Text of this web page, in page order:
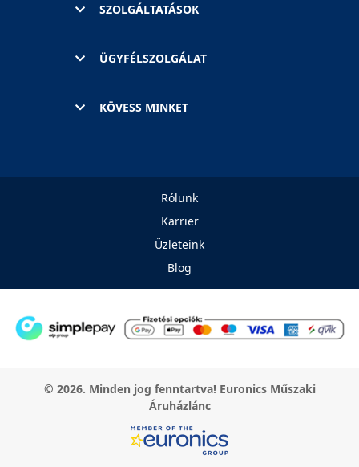
SZOLGÁLTATÁSOK
ÜGYFÉLSZOLGÁLAT
KÖVESS MINKET
Rólunk
Karrier
Üzleteink
Blog
© 2026. Minden jog fenntartva! Euronics Műszaki
Áruházlánc